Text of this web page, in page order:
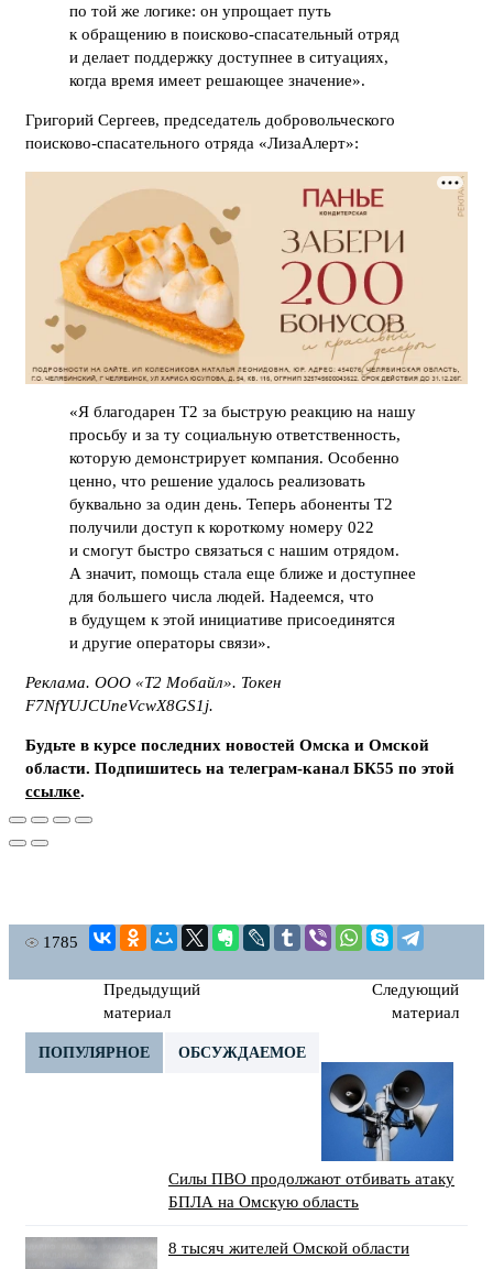
по той же логике: он упрощает путь
к обращению в поисково-спасательный отряд
и делает поддержку доступнее в ситуациях,
когда время имеет решающее значение».
Григорий Сергеев, председатель добровольческого
поисково-спасательного отряда «ЛизаАлерт»:
«Я благодарен T2 за быструю реакцию на нашу
просьбу и за ту социальную ответственность,
которую демонстрирует компания. Особенно
ценно, что решение удалось реализовать
буквально за один день. Теперь абоненты T2
получили доступ к короткому номеру 022
и смогут быстро связаться с нашим отрядом.
А значит, помощь стала еще ближе и доступнее
для большего числа людей. Надеемся, что
в будущем к этой инициативе присоединятся
и другие операторы связи».
Реклама. ООО «Т2 Мобайл». Токен
F7NfYUJCUneVcwX8GS1j.
Будьте в курсе последних новостей Омска и Омской
области. Подпишитесь на телеграм-канал БК55 по этой
ссылке.
1785
Предыдущий
материал
Следующий
материал
ПОПУЛЯРНОЕ ОБСУЖДАЕМОЕ
Силы ПВО продолжают отбивать атаку
БПЛА на Омскую область
8 тысяч жителей Омской области